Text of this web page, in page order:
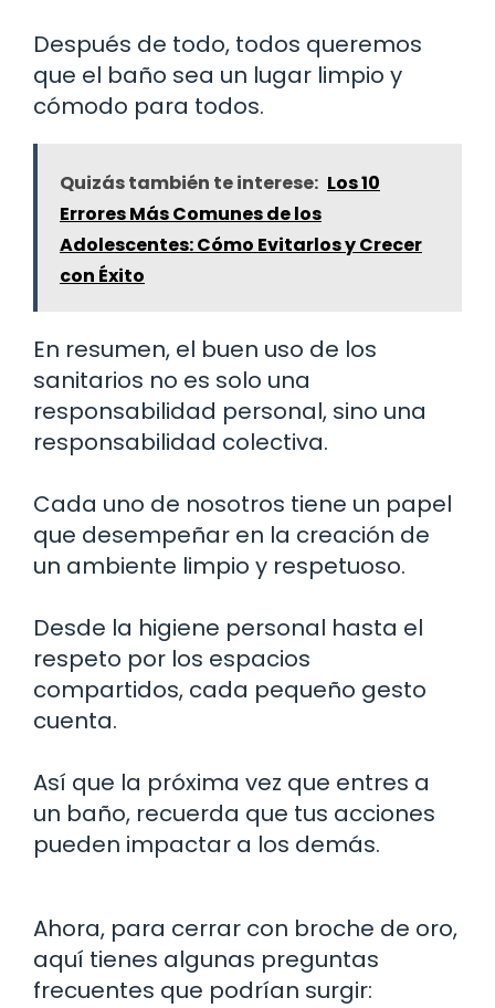
Después de todo, todos queremos
que el baño sea un lugar limpio y
cómodo para todos.
Quizás también te interese: Los 10
Errores Más Comunes de los
Adolescentes: Cómo Evitarlos y Crecer
con Éxito
En resumen, el buen uso de los
sanitarios no es solo una
responsabilidad personal, sino una
responsabilidad colectiva.
Cada uno de nosotros tiene un papel
que desempeñar en la creación de
un ambiente limpio y respetuoso.
Desde la higiene personal hasta el
respeto por los espacios
compartidos, cada pequeño gesto
cuenta.
Así que la próxima vez que entres a
un baño, recuerda que tus acciones
pueden impactar a los demás.
Ahora, para cerrar con broche de oro,
aquí tienes algunas preguntas
frecuentes que podrían surgir: